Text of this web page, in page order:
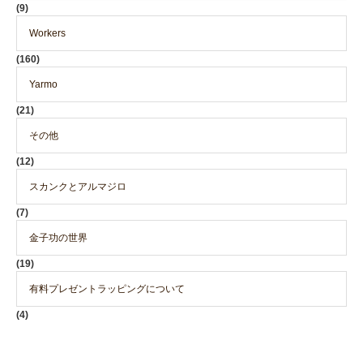
(9)
Workers
(160)
Yarmo
(21)
その他
(12)
スカンクとアルマジロ
(7)
金子功の世界
(19)
有料プレゼントラッピングについて
(4)